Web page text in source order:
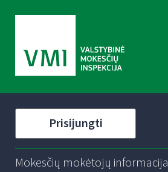
Prisijungti
Mokesčių mokėtojų informacija